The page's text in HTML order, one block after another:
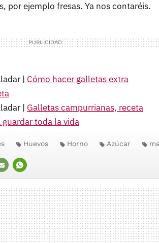
por ejemplo fresas. Ya nos contaréis.
| Cómo hacer galletas extra
| Galletas campurrianas, receta
toda la vida
WHATSAPP
Huevos Horno Azúcar